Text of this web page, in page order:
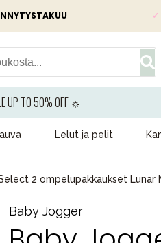
✓
UP TO 50% OFF ☼
Lelut ja pelit
2 ompelupakkaukset Lunar
Baby Jogger